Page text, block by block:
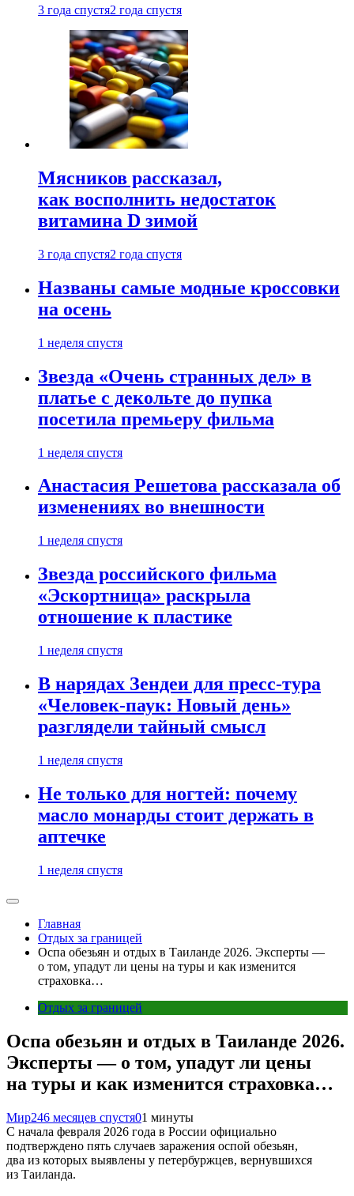
3 года спустя2 года спустя
Мясников рассказал,
как восполнить недостаток
витамина D зимой
3 года спустя2 года спустя
Названы самые модные кроссовки
на осень
1 неделя спустя
Звезда «Очень странных дел» в
платье с декольте до пупка
посетила премьеру фильма
1 неделя спустя
Анастасия Решетова рассказала об
изменениях во внешности
1 неделя спустя
Звезда российского фильма
«Эскортница» раскрыла
отношение к пластике
1 неделя спустя
В нарядах Зендеи для пресс-тура
«Человек-паук: Новый день»
разглядели тайный смысл
1 неделя спустя
Не только для ногтей: почему
масло монарды стоит держать в
аптечке
1 неделя спустя
Главная
Отдых за границей
Оспа обезьян и отдых в Таиланде 2026. Эксперты —
о том, упадут ли цены на туры и как изменится
страховка…
Отдых за границей
Оспа обезьян и отдых в Таиланде 2026.
Эксперты — о том, упадут ли цены
на туры и как изменится страховка…
Мир246 месяцев спустя01 минуты
С начала февраля 2026 года в России официально
подтверждено пять случаев заражения оспой обезьян,
два из которых выявлены у петербуржцев, вернувшихся
из Таиланда.